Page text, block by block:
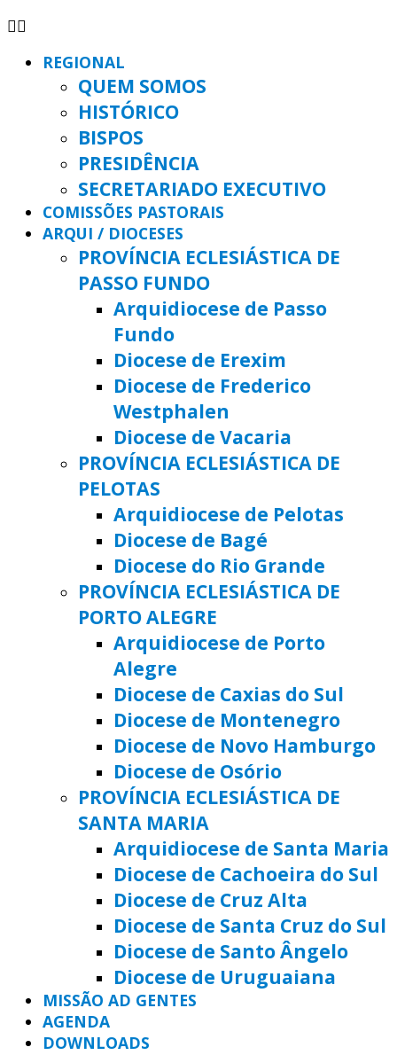
REGIONAL
QUEM SOMOS
HISTÓRICO
BISPOS
PRESIDÊNCIA
SECRETARIADO EXECUTIVO
COMISSÕES PASTORAIS
ARQUI / DIOCESES
PROVÍNCIA ECLESIÁSTICA DE
PASSO FUNDO
Arquidiocese de Passo
Fundo
Diocese de Erexim
Diocese de Frederico
Westphalen
Diocese de Vacaria
PROVÍNCIA ECLESIÁSTICA DE
PELOTAS
Arquidiocese de Pelotas
Diocese de Bagé
Diocese do Rio Grande
PROVÍNCIA ECLESIÁSTICA DE
PORTO ALEGRE
Arquidiocese de Porto
Alegre
Diocese de Caxias do Sul
Diocese de Montenegro
Diocese de Novo Hamburgo
Diocese de Osório
PROVÍNCIA ECLESIÁSTICA DE
SANTA MARIA
Arquidiocese de Santa Maria
Diocese de Cachoeira do Sul
Diocese de Cruz Alta
Diocese de Santa Cruz do Sul
Diocese de Santo Ângelo
Diocese de Uruguaiana
MISSÃO AD GENTES
AGENDA
DOWNLOADS